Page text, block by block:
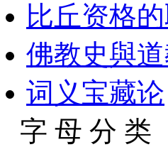
比丘资格
佛教史與
词义宝藏论
字 母 分 类